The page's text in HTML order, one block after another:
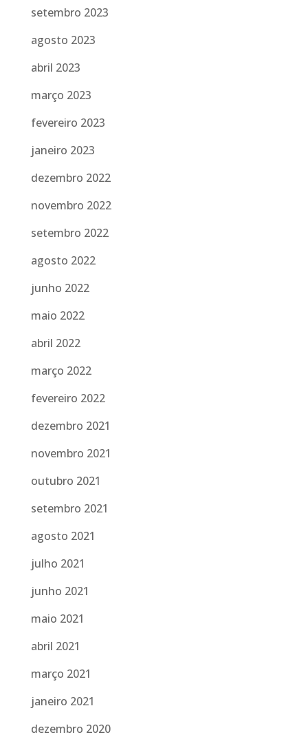
setembro 2023
agosto 2023
abril 2023
março 2023
fevereiro 2023
janeiro 2023
dezembro 2022
novembro 2022
setembro 2022
agosto 2022
junho 2022
maio 2022
abril 2022
março 2022
fevereiro 2022
dezembro 2021
novembro 2021
outubro 2021
setembro 2021
agosto 2021
julho 2021
junho 2021
maio 2021
abril 2021
março 2021
janeiro 2021
dezembro 2020